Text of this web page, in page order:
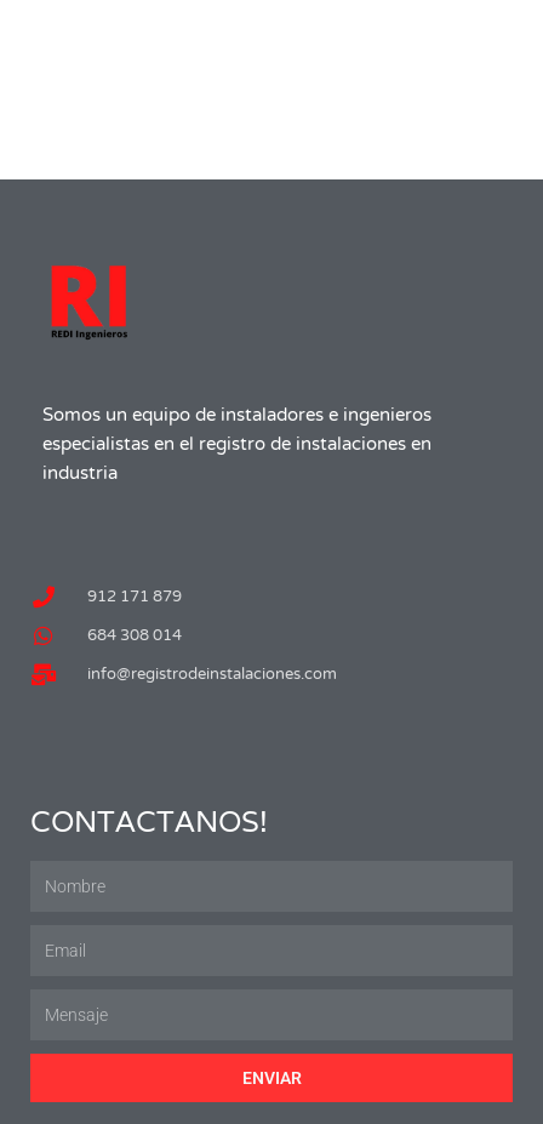
Somos un equipo de instaladores e ingenieros
especialistas en el registro de instalaciones en
industria
912 171 879
684 308 014
info@registrodeinstalaciones.com
CONTACTANOS!
ENVIAR